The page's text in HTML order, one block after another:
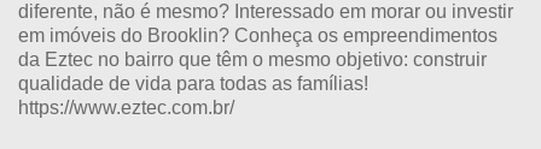
diferente, não é mesmo? Interessado em morar ou investir
em imóveis do Brooklin? Conheça os empreendimentos
da Eztec no bairro que têm o mesmo objetivo: construir
qualidade de vida para todas as famílias!
https://www.eztec.com.br/